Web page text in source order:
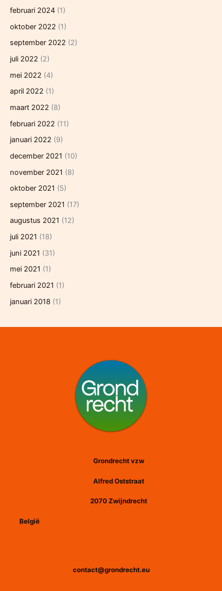
februari 2024 (1)
oktober 2022 (1)
september 2022 (2)
juli 2022 (2)
mei 2022 (4)
april 2022 (1)
maart 2022 (8)
februari 2022 (11)
januari 2022 (9)
december 2021 (10)
november 2021 (8)
oktober 2021 (5)
september 2021 (17)
augustus 2021 (12)
juli 2021 (18)
juni 2021 (31)
mei 2021 (1)
februari 2021 (1)
januari 2018 (1)
Grondrecht vzw
Alfred Oststraat
2070 Zwijndrecht
België
contact@grondrecht.eu